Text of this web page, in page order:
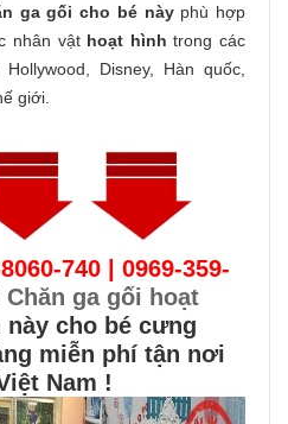
ga gối cho bé nàyphù hợp
nhân vật hoạt hình trong các
Disney, Hàn quốc,
giới.
740 | 0969-359-
Chăn ga gối hoạt
này cho bé cưng
miễn phí tận nơi
Nam !